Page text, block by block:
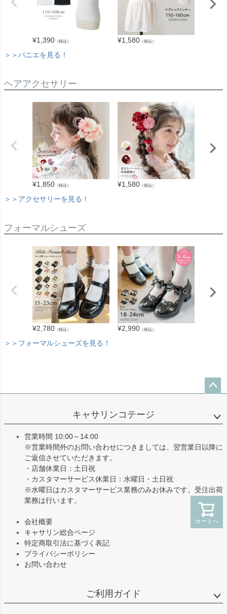
カートへ
¥1,390 （税込） ¥1,580 （税込）
＞＞パニエを見る！
ヘアアクセサリー
¥1,850 （税込） ¥1,580 （税込）
＞＞アクセサリーを見る！
フォーマルシューズ
¥2,780 （税込） ¥2,990 （税込）
＞＞フォーマルシューズを見る！
ップ
キャサリンコテージ
営業時間 10:00～14:00
※営業時間外のお問い合わせにつきましては、翌営業日以降に
ご返信させていただきます。
・店舗休業日：土日祝
・カスタマーサービス休業日：水曜日・土日祝
※水曜日はカスタマーサービス業務のみお休みです。受注出荷
業務は行います。
会社概要
キャサリン総合ページ
特定商取引法に基づく表記
プライバシーポリシー
お問い合わせ
ご利用ガイド